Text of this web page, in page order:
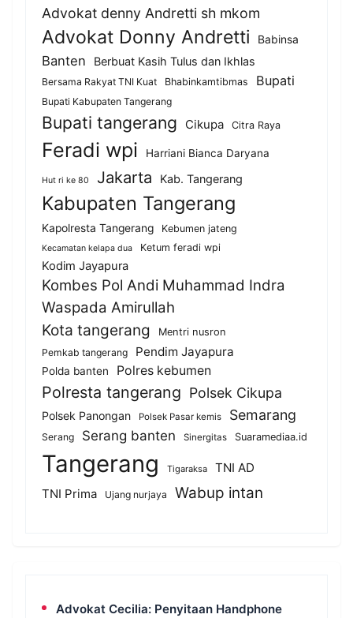
Advokat denny Andretti sh mkom
Advokat Donny Andretti Babinsa
Banten Berbuat Kasih Tulus dan Ikhlas
Bersama Rakyat TNI Kuat Bhabinkamtibmas Bupati
Bupati Kabupaten Tangerang
Bupati tangerang Cikupa Citra Raya
Feradi wpi Harriani Bianca Daryana
Hut ri ke 80 Jakarta Kab. Tangerang
Kabupaten Tangerang
Kapolresta Tangerang Kebumen jateng
Kecamatan kelapa dua Ketum feradi wpi
Kodim Jayapura
Kombes Pol Andi Muhammad Indra
Waspada Amirullah
Kota tangerang
Mentri nusron
Pemkab tangerang
Pendim Jayapura
Polda banten Polres kebumen
Polresta tangerang Polsek Cikupa
Polsek Panongan Polsek Pasar kemis Semarang
Serang Serang banten Sinergitas Suaramediaa.id
Tangerang Tigaraksa
TNI AD
TNI Prima
Ujang nurjaya Wabup intan
Advokat Cecilia: Penyitaan Handphone